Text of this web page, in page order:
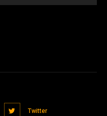
Twitter